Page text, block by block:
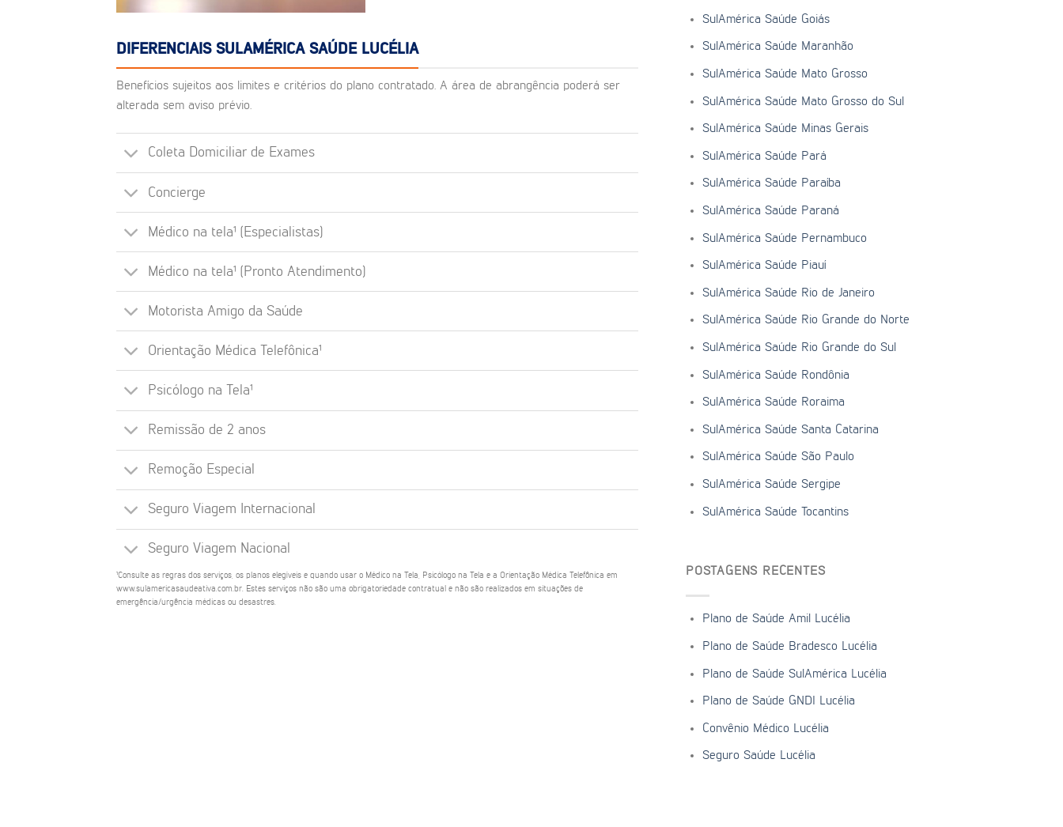
DIFERENCIAIS SULAMÉRICA SAÚDE LUCÉLIA
Benefícios sujeitos aos limites e critérios do plano contratado. A área de abrangência poderá ser
alterada sem aviso prévio.
Coleta Domiciliar de Exames
Concierge
Médico na tela¹ (Especialistas)
Médico na tela¹ (Pronto Atendimento)
Motorista Amigo da Saúde
Orientação Médica Telefônica¹
Psicólogo na Tela¹
Remissão de 2 anos
Remoção Especial
Seguro Viagem Internacional
Seguro Viagem Nacional
¹Consulte as regras dos serviços, os planos elegíveis e quando usar o Médico na Tela, Psicólogo na Tela e a Orientação Médica Telefônica em
www.sulamericasaudeativa.com.br. Estes serviços não são uma obrigatoriedade contratual e não são realizados em situações de
emergência/urgência médicas ou desastres.
SulAmérica Saúde Goiás
SulAmérica Saúde Maranhão
SulAmérica Saúde Mato Grosso
SulAmérica Saúde Mato Grosso do Sul
SulAmérica Saúde Minas Gerais
SulAmérica Saúde Pará
SulAmérica Saúde Paraíba
SulAmérica Saúde Paraná
SulAmérica Saúde Pernambuco
SulAmérica Saúde Piauí
SulAmérica Saúde Rio de Janeiro
SulAmérica Saúde Rio Grande do Norte
SulAmérica Saúde Rio Grande do Sul
SulAmérica Saúde Rondônia
SulAmérica Saúde Roraima
SulAmérica Saúde Santa Catarina
SulAmérica Saúde São Paulo
SulAmérica Saúde Sergipe
SulAmérica Saúde Tocantins
POSTAGENS RECENTES
Plano de Saúde Amil Lucélia
Plano de Saúde Bradesco Lucélia
Plano de Saúde SulAmérica Lucélia
Plano de Saúde GNDI Lucélia
Convênio Médico Lucélia
Seguro Saúde Lucélia